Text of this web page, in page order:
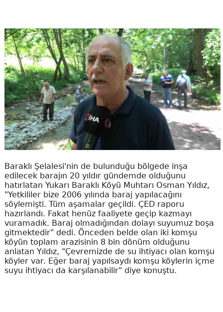
Baraklı Şelalesi'nin de bulunduğu bölgede inşa
edilecek barajın 20 yıldır gündemde olduğunu
hatırlatan Yukarı Baraklı Köyü Muhtarı Osman Yıldız,
"Yetkililer bize 2006 yılında baraj yapılacağını
söylemişti. Tüm aşamalar geçildi. ÇED raporu
hazırlandı. Fakat henüz faaliyete geçip kazmayı
vuramadık. Baraj olmadığından dolayı suyumuz boşa
gitmektedir" dedi. Önceden belde olan iki komşu
köyün toplam arazisinin 8 bin dönüm olduğunu
anlatan Yıldız, "Çevremizde de su ihtiyacı olan komşu
köyler var. Eğer baraj yapılsaydı komşu köylerin içme
suyu ihtiyacı da karşılanabilir" diye konuştu.